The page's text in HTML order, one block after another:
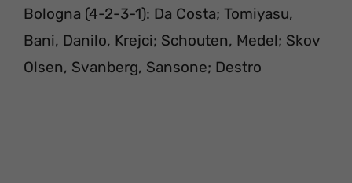
Bologna (4-2-3-1): Da Costa; Tomiyasu,
Bani, Danilo, Krejci; Schouten, Medel; Skov
Olsen, Svanberg, Sansone; Destro